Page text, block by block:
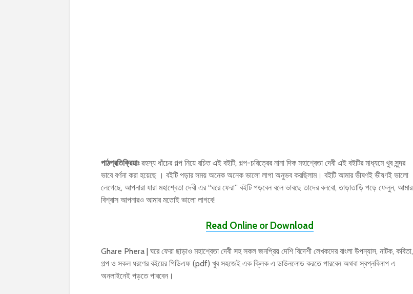
পাঠপ্রতিক্রিয়াঃরহস্য ধাঁচের গল্প নিয়ে রচিত এই বইটি, গল্প-চরিত্রের নানা দিক মহাশ্বেতা দেবী এই বইটির মাধ্যমে খুব সুন্দর
ভাবে বর্ণনা করা হয়েছে । বইটি পড়ার সময় অনেক অনেক ভালো লাগা অনুভব করছিলাম। বইটি আমার ভীষণই ভীষণই ভালো
লেগেছে, আপনারা যারা মহাশ্বেতা দেবী এর “ঘরে ফেরা” বইটি পড়বেন বলে ভাবছে তাদের বলবো, তাড়াতাড়ি পড়ে ফেলুন, আমার
বিশ্বাস আপনারও আমার মতোই ভালো লাগবে!
Read Online or Download
Ghare Phera | ঘরে ফেরা ছাড়াও মহাশ্বেতা দেবী সহ সকল জনপ্রিয় দেশি বিদেশী লেখকদের বাংলা উপন্যাস, নাটক, কবিতা,
গল্প ও সকল ধরণের বইয়ের পিডিএফ (pdf) খুব সহজেই এক ক্লিক এ ডাউনলোড করতে পারবেন অথবা স্বপ্নবিলাপ এ
অনলাইনেই পড়তে পারবেন।